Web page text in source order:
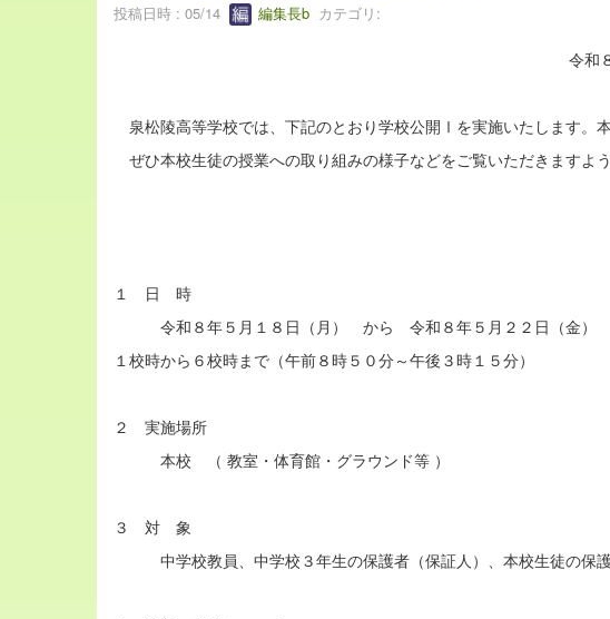
投稿日時 : 05/14 編集長b カテゴリ:
令和
泉松陵高等学校では、下記のとおり学校公開Ⅰを実施いたします。
ぜひ本校生徒の授業への取り組みの様子などをご覧いただきますよ
１ 日 時
令和８年５月１８日（月） から 令和８年５月２２日（金）
１校時から６校時まで（午前８時５０分～午後３時１５分）
２ 実施場所
本校 （ 教室・体育館・グラウンド等 ）
３ 対 象
中学校教員、中学校３年生の保護者（保証人）、本校生徒の保護